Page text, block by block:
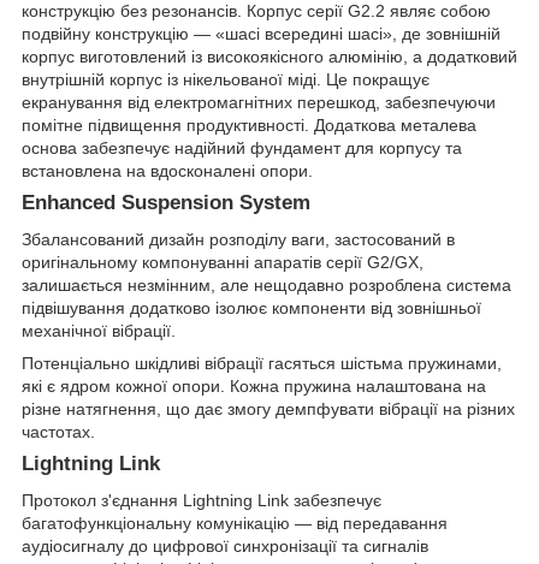
конструкцію без резонансів. Корпус серії G2.2 являє собою
подвійну конструкцію — «шасі всередині шасі», де зовнішній
корпус виготовлений із високоякісного алюмінію, а додатковий
внутрішній корпус із нікельованої міді. Це покращує
екранування від електромагнітних перешкод, забезпечуючи
помітне підвищення продуктивності. Додаткова металева
основа забезпечує надійний фундамент для корпусу та
встановлена на вдосконалені опори.
Enhanced Suspension System
Збалансований дизайн розподілу ваги, застосований в
оригінальному компонуванні апаратів серії G2/GX,
залишається незмінним, але нещодавно розроблена система
підвішування додатково ізолює компоненти від зовнішньої
механічної вібрації.
Потенціально шкідливі вібрації гасяться шістьма пружинами,
які є ядром кожної опори. Кожна пружина налаштована на
різне натягнення, що дає змогу демпфувати вібрації на різних
частотах.
Lightning Link
Протокол з'єднання Lightning Link забезпечує
багатофункціональну комунікацію — від передавання
аудіосигналу до цифрової синхронізації та сигналів